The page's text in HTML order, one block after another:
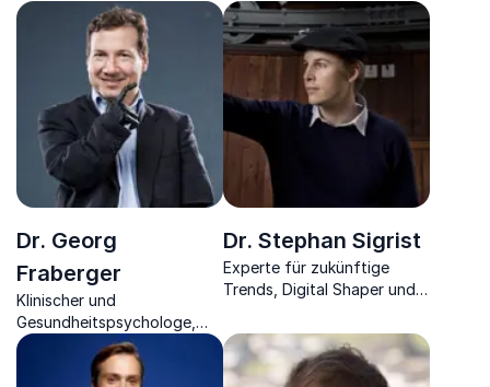
Mentalcoach berichtet, wie
Sie aus der Burnout-Falle
mit voller Energie
herauskommen und
präventiv agieren können
erfolgreicher Unternehmer
spricht darüber, was
gesunde Ernährung wirklich
Dr. Georg
Fraberger
Klinischer und
Gesundheitspsychologe,
Autor und Vortragender
Dr. Stephan Sigrist
Experte für zukünftige
Trends, Digital Shaper und
Unternehmen Einblicke in
transformative
Entwicklungen und die